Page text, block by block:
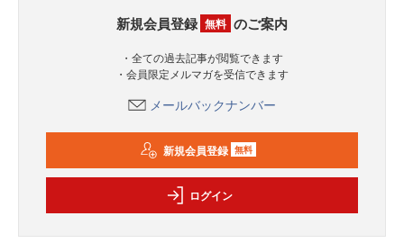
新規会員登録 無料 のご案内
・全ての過去記事が閲覧できます
・会員限定メルマガを受信できます
メールバックナンバー
新規会員登録 無料
ログイン